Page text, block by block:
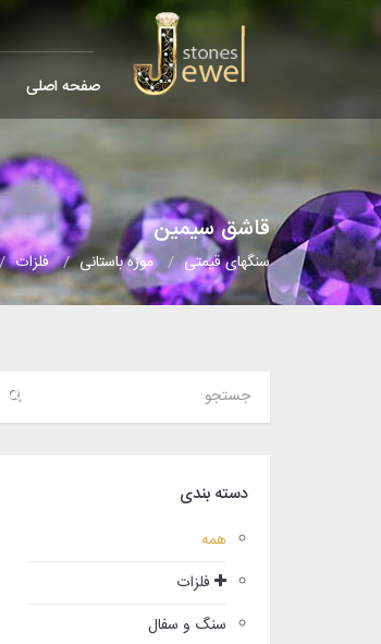
صفحه اصلی
قاشق سیمین
سنگهای قیمتی موزه باستانی فلزات
دسته بندی
همه
فلزات
سنگ و سفال